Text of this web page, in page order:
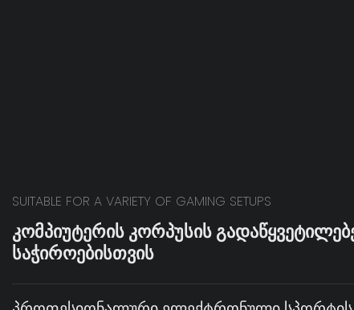
SUITABLE FOR A VARIETY OF GAMING SETUPS
ᲙᲝᲛᲞᲘᲣᲢᲔᲠᲘᲡ ᲙᲝᲠᲞᲣᲡᲘᲡ
ᲡᲐᲭᲘᲠᲝᲔᲑᲘᲡᲗᲕᲘᲡ